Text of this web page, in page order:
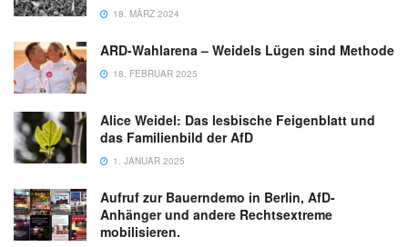
18. MÄRZ 2024
ARD-Wahlarena – Weidels Lügen sind Methode
18. FEBRUAR 2025
Alice Weidel: Das lesbische Feigenblatt und
das Familienbild der AfD
1. JANUAR 2025
Aufruf zur Bauerndemo in Berlin, AfD-
Anhänger und andere Rechtsextreme
mobilisieren.